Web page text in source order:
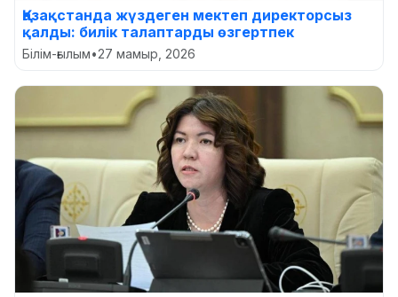
Қазақстанда жүздеген мектеп директорсыз
қалды: билік талаптарды өзгертпек
Білім-ғылым•27 мамыр, 2026